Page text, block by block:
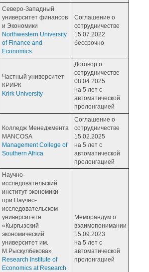
Северо-Западный
университет финансов
и Экономики
Northwestern University
of Finance and
Economics
Соглашение о
сотрудничестве
15.07.2022
бессрочно
Частный университет
КРИРК
Krirk University
Договор о
сотрудничестве
08.04.2025
на 5 лет с
автоматической
пролонгацией
Колледж Менеджмента
MANCOSA
Management College of
Southern Africa
Соглашение о
сотрудничестве
15.02.2025
на 5 лет с
автоматической
пролонгацией
Научно-
исследовательский
институт экономики
при Научно-
исследовательском
университете
«Кыргызский
экономический
университет им.
М.Рыскулбекова»
Research Institute of
Economics at Research
Меморандум о
взаимопонимании
15.09.2023
на 5 лет с
автоматической
пролонгацией